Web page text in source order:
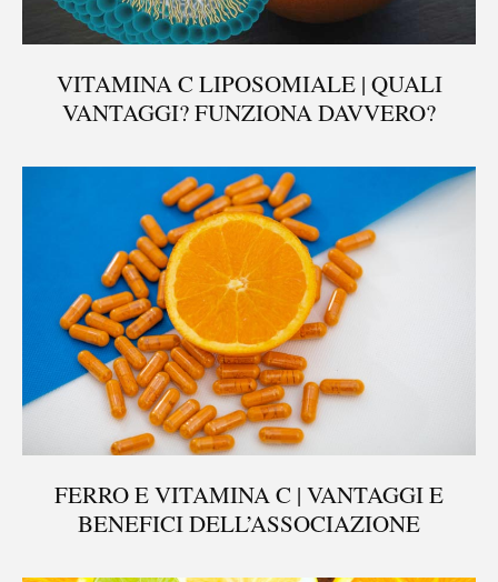
VITAMINA C LIPOSOMIALE | QUALI
VANTAGGI? FUNZIONA DAVVERO?
FERRO E VITAMINA C | VANTAGGI E
BENEFICI DELL’ASSOCIAZIONE
X115®-